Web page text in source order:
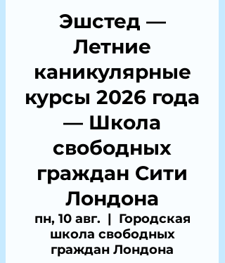
Эшстед —
Летние
каникулярные
курсы 2026 года
— Школа
свободных
граждан Сити
Лондона
пн, 10 авг.
  |
Городская
школа свободных
граждан Лондона